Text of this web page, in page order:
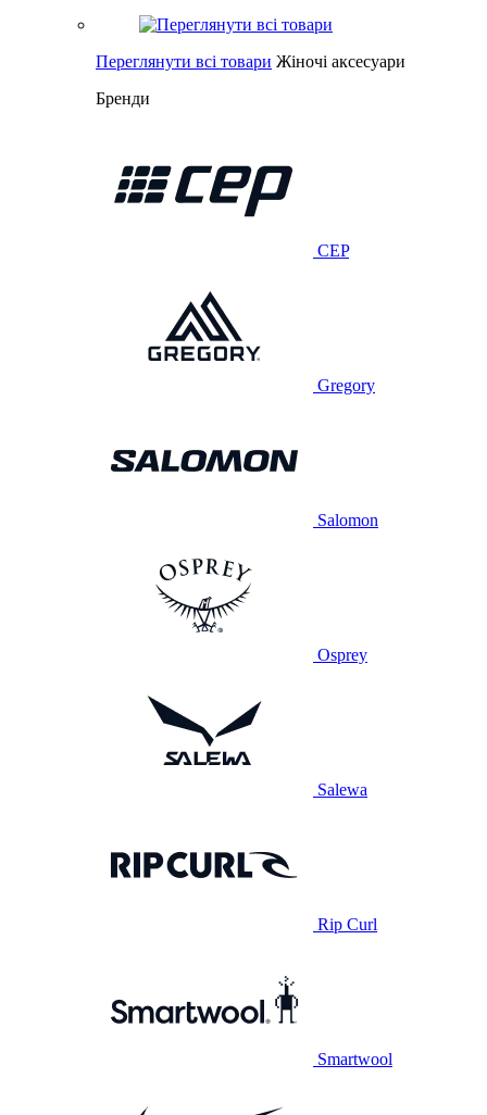
Переглянути всі товари Жіночі аксесуари
Бренди
CEP
Gregory
Salomon
Osprey
Salewa
Rip Curl
Smartwool